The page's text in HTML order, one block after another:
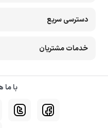
دسترسی سریع
خدمات مشتریان
با ما